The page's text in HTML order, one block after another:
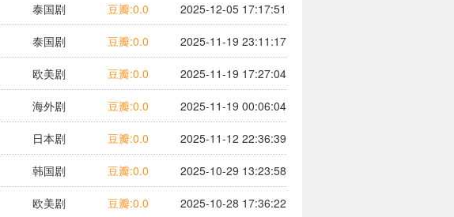
泰国剧 豆瓣:0.0 2025-12-05 17:17:51
泰国剧 豆瓣:0.0 2025-11-19 23:11:17
欧美剧 豆瓣:0.0 2025-11-19 17:27:04
海外剧 豆瓣:0.0 2025-11-19 00:06:04
日本剧 豆瓣:0.0 2025-11-12 22:36:39
韩国剧 豆瓣:0.0 2025-10-29 13:23:58
欧美剧 豆瓣:0.0 2025-10-28 17:36:22